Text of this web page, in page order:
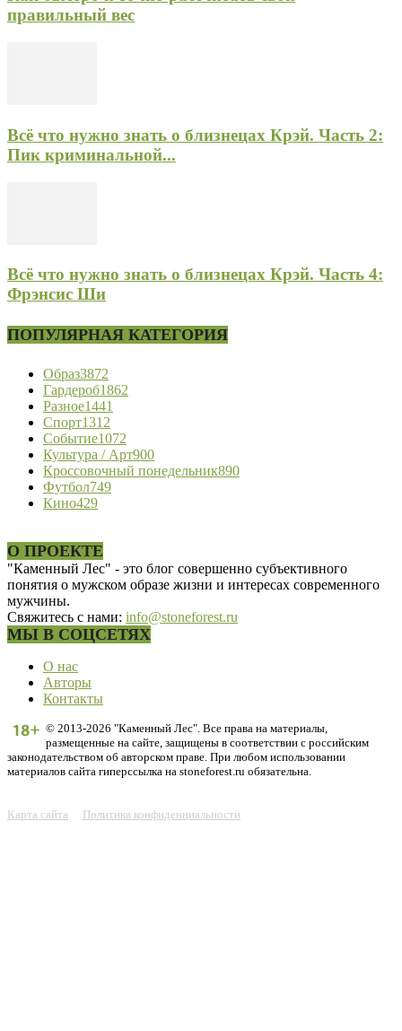
правильный вес
Всё что нужно знать о близнецах Крэй. Часть 2:
Пик криминальной...
Всё что нужно знать о близнецах Крэй. Часть 4:
Фрэнсис Ши
ПОПУЛЯРНАЯ КАТЕГОРИЯ
Образ3872
Гардероб1862
Разное1441
Спорт1312
Событие1072
Культура / Арт900
Кроссовочный понедельник890
Футбол749
Кино429
О ПРОЕКТЕ
"Каменный Лес" - это блог совершенно субъективного
понятия о мужском образе жизни и интересах современного
мужчины.
Свяжитесь с нами: info@stoneforest.ru
МЫ В СОЦСЕТЯХ
О нас
Авторы
Контакты
© 2013-2026 "Каменный Лес". Все права на материалы,
размещенные на сайте, защищены в соответствии с российским
законодательством об авторском праве. При любом использовании
материалов сайта гиперссылка на stoneforest.ru обязательна.
Карта сайта Политика конфиденциальности